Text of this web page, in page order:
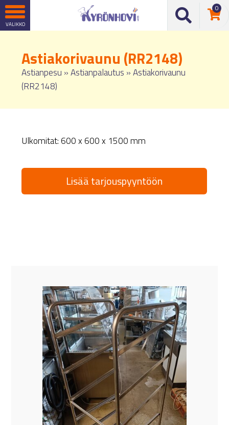
0
Astiakorivaunu (RR2148)
Astianpesu »Astianpalautus »Astiakorivaunu
(RR2148)
Ulkomitat: 600 x 600 x 1500 mm
Lisää tarjouspyyntöön